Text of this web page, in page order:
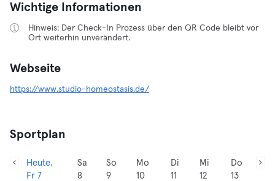
Wichtige Informationen
Hinweis: Der Check-In Prozess über den QR Code bleibt vor
Ort weiterhin unverändert.
Webseite
https://www.studio-homeostasis.de/
Sportplan
Heute,
Fr 7
Sa
8
So
9
Mo
10
Di
11
Mi
12
Do
13